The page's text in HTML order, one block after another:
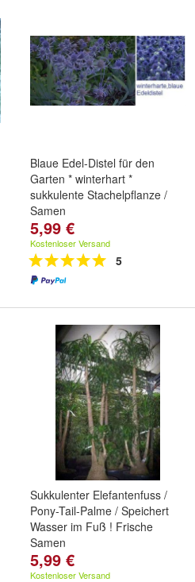
Blaue Edel-Distel für den
Garten * winterhart *
sukkulente Stachelpflanze /
Samen
5,99 €
Kostenloser Versand
5
Sukkulenter Elefantenfuss /
Pony-Tail-Palme / Speichert
Wasser im Fuß ! Frische
Samen
5,99 €
Kostenloser Versand